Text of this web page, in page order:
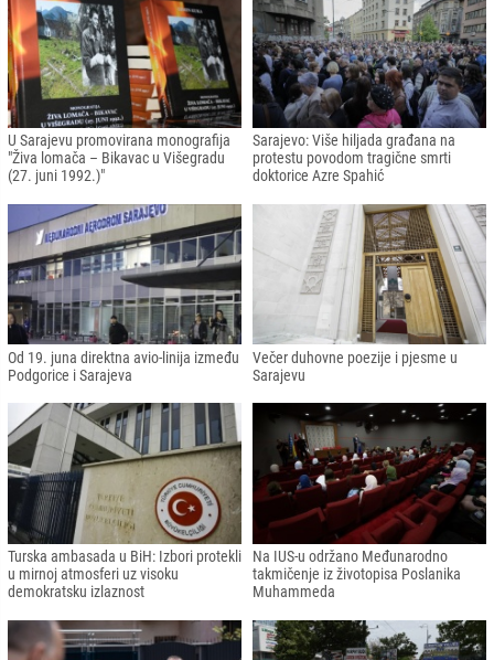
U Sarajevu promovirana monografija
"Živa lomača – Bikavac u Višegradu
(27. juni 1992.)"
Sarajevo: Više hiljada građana na
protestu povodom tragične smrti
doktorice Azre Spahić
Od 19. juna direktna avio-linija između
Podgorice i Sarajeva
Večer duhovne poezije i pjesme u
Sarajevu
Turska ambasada u BiH: Izbori protekli
u mirnoj atmosferi uz visoku
demokratsku izlaznost
Na IUS-u održano Međunarodno
takmičenje iz životopisa Poslanika
Muhammeda